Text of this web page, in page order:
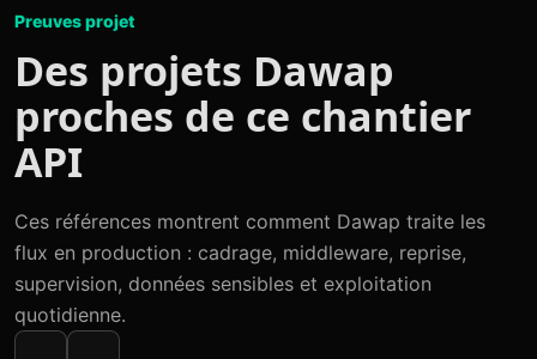
Preuves projet
Des projets Dawap
proches de ce chantier
API
Ces références montrent comment Dawap traite les
flux en production : cadrage, middleware, reprise,
supervision, données sensibles et exploitation
quotidienne.